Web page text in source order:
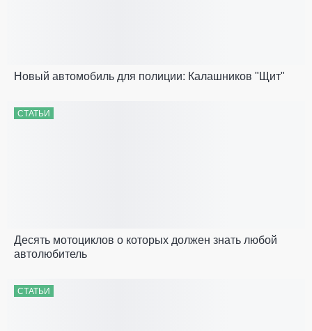
Новый автомобиль для полиции: Калашников "Щит"
СТАТЬИ
Десять мотоциклов о которых должен знать любой
автолюбитель
СТАТЬИ